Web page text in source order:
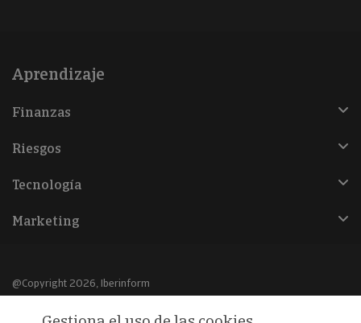
Aprendizaje
Finanzas
Riesgos
Tecnología
Marketing
@Copyright 2026, Iberinform